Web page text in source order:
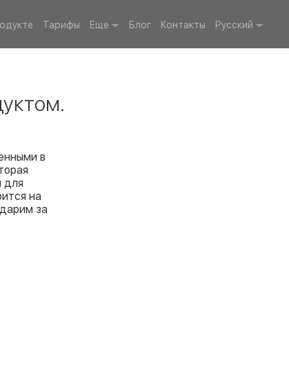
Тарифы Еще Блог Контакты Русский
в
для
на
за